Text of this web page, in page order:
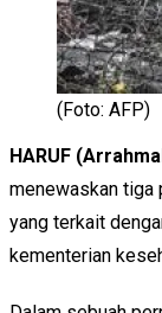
(Foto: AFP)
HARUF
menewaskan tiga
yang terkait
kementerian